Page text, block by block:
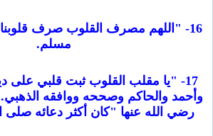
16- "اللهم مصرف القلوب صرف
مسلم.
17- "يا مقلب القلوب ثبت قلبي على
وأحمد والحاكم وصححه ووافقه
رضي الله عنها "كان أكثر دعائه صلى